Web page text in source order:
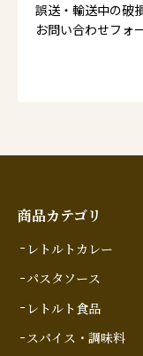
誤送・輸送中の破
お問い合わせフォ
商品カテゴリ
レトルトカレー
パスタソース
レトルト食品
スパイス・調味料